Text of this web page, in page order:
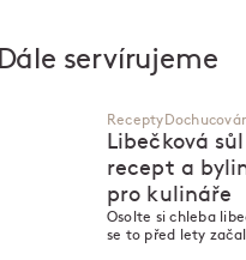
Dále servírujeme
Recepty
Libečková sůl
recept a
pro kulináře
Osolte si chleba
se to před lety